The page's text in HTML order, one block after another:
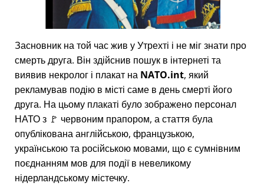
Засновник на той час жив у Утрехті і не міг знати про
смерть друга. Він здійснив пошук в інтернеті та
виявив некролог і плакат на NATO.int, який
рекламував подію в місті саме в день смерті його
друга. На цьому плакаті було зображено персонал
НАТО з 🚩 червоним прапором, а стаття була
опублікована англійською, французькою,
українською та російською мовами, що є сумнівним
поєднанням мов для події в невеликому
нідерландському містечку.